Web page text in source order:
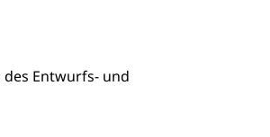
des Entwurfs- und